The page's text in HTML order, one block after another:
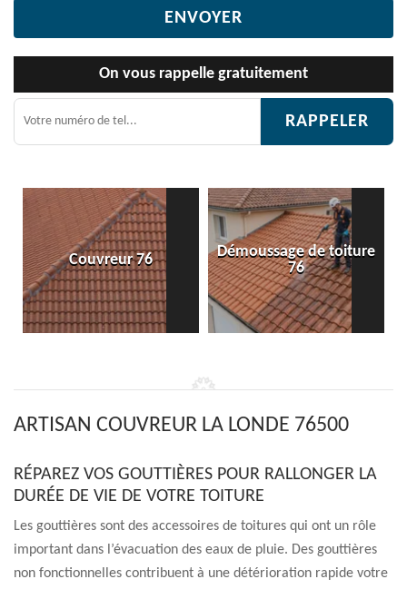
On vous rappelle gratuitement
76
Démoussage de toiture
76
ARTISAN COUVREUR LA LONDE 76500
RÉPAREZ VOS GOUTTIÈRES POUR RALLONGER LA
DURÉE DE VIE DE VOTRE TOITURE
Les gouttières sont des accessoires de toitures qui ont un rôle
important dans l’évacuation des eaux de pluie. Des gouttières
non fonctionnelles contribuent à une détérioration rapide votre